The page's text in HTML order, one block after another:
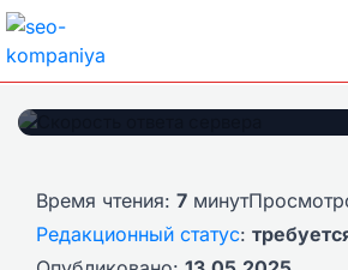
Скорость ответа
Время чтения: 7 минут
Редакционный статус: